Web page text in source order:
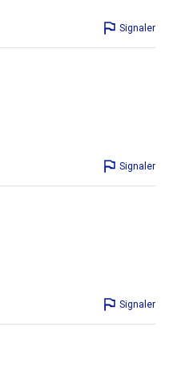
Signaler
Signaler
Signaler